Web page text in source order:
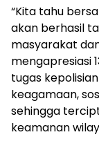
“Kita tahu
akan berhasil
masyarakat
mengapresiasi
tugas
keagamaan,
sehingga
keamanan